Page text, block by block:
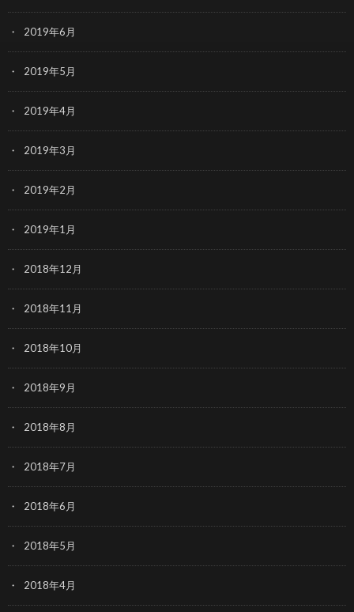
2019年6月
2019年5月
2019年4月
2019年3月
2019年2月
2019年1月
2018年12月
2018年11月
2018年10月
2018年9月
2018年8月
2018年7月
2018年6月
2018年5月
2018年4月